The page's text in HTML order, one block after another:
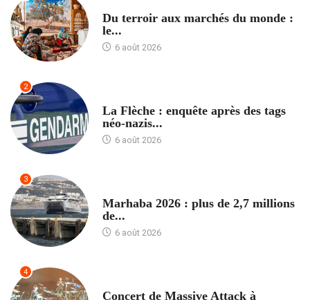
Du terroir aux marchés du monde :
le...
6 août 2026
2
La Flèche : enquête après des tags
néo-nazis...
6 août 2026
3
Marhaba 2026 : plus de 2,7 millions
de...
6 août 2026
4
Concert de Massive Attack à